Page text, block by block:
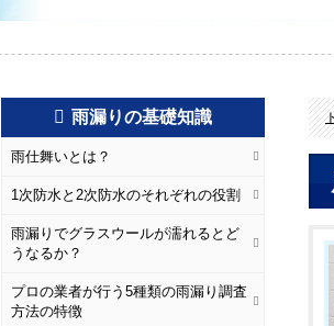
雨漏りの基礎知識
雨仕舞いとは？
1次防水と2次防水のそれぞれの役割
雨漏りでグラスウールが濡れるとど
うなるか？
プロの業者が行う5種類の雨漏り調査
方法の特徴